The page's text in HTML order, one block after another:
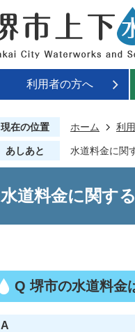
利用者の方へ
現在の位置 ホーム 利
あしあと 水道料金に関
水道料金に関す
Q 堺市の水道料金
A